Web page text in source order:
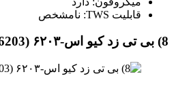
قابلیت TWS: نامشخص
8) بی‌ تی زد کیو‌ اس-۶۲۰۳ (BT ZQS-6203)